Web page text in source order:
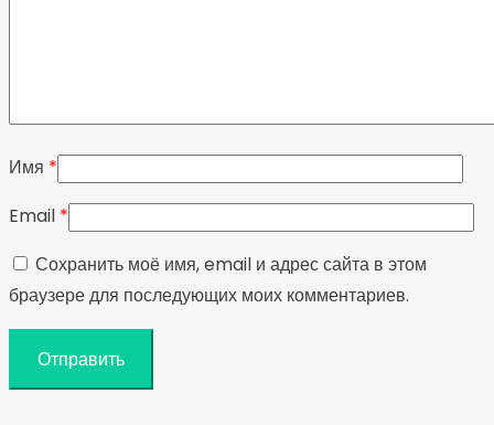
Имя *
Email *
Сохранить моё имя, email и адрес сайта в этом
браузере для последующих моих комментариев.